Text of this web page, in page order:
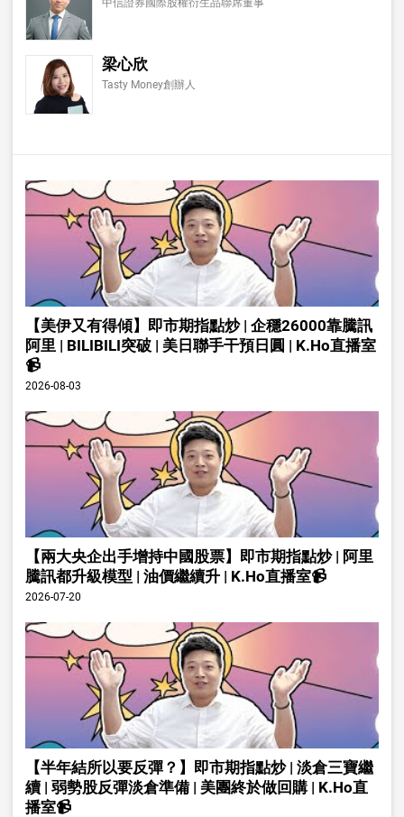
中信證券國際股權衍生品聯席董事
梁心欣
Tasty Money創辦人
【美伊又有得傾】即市期指點炒 | 企穩26000靠騰訊
阿里 | BILIBILI突破 | 美日聯手干預日圓 | K.Ho直播室
📹
2026-08-03
【兩大央企出手增持中國股票】即市期指點炒 | 阿里
騰訊都升級模型 | 油價繼續升 | K.Ho直播室📹
2026-07-20
【半年結所以要反彈？】即市期指點炒 | 淡倉三寶繼
續 | 弱勢股反彈淡倉準備 | 美團終於做回購 | K.Ho直
播室📹